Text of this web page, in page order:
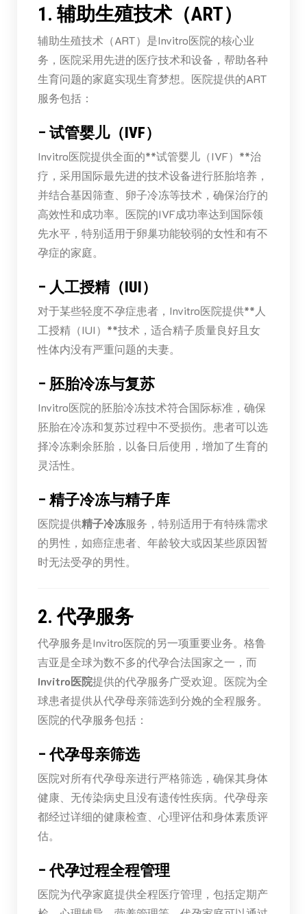
1. 辅助生殖技术（ART）
辅助生殖技术（ART）是Invitro医院的核心业
务，医院采用先进的医疗技术和设备，帮助各种
生育问题的家庭实现生育梦想。医院提供的ART
服务包括：
– 试管婴儿（IVF）
Invitro医院提供全面的**试管婴儿（IVF）**治
疗，采用国际最先进的技术设备进行胚胎培养，
并结合基因筛查、卵子冷冻等技术，确保治疗的
高效性和成功率。医院的IVF成功率达到国际领
先水平，特别适用于卵巢功能较弱的女性和有不
孕症的家庭。
– 人工授精（IUI）
对于某些轻度不孕症患者，Invitro医院提供**人
工授精（IUI）**技术，适合精子质量良好且女
性体内没有严重问题的夫妻。
– 胚胎冷冻与复苏
Invitro医院的胚胎冷冻技术符合国际标准，确保
胚胎在冷冻和复苏过程中不受损伤。患者可以选
择冷冻剩余胚胎，以备日后使用，增加了生育的
灵活性。
– 精子冷冻与精子库
医院提供精子冷冻服务，特别适用于有特殊需求
的男性，如癌症患者、年龄较大或因某些原因暂
时无法受孕的男性。
2. 代孕服务
代孕服务是Invitro医院的另一项重要业务。格鲁
吉亚是全球为数不多的代孕合法国家之一，而
Invitro医院提供的代孕服务广受欢迎。医院为全
球患者提供从代孕母亲筛选到分娩的全程服务。
医院的代孕服务包括：
–代孕母亲筛选
医院对所有代孕母亲进行严格筛选，确保其身体
健康、无传染病史且没有遗传性疾病。代孕母亲
都经过详细的健康检查、心理评估和身体素质评
估。
–代孕过程全程管理
医院为代孕家庭提供全程医疗管理，包括定期产